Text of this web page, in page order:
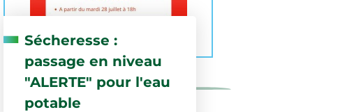
Sécheresse :
passage en niveau
"ALERTE" pour l'eau
potable